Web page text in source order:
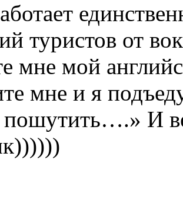
туристов от
мне мой
мне и я
И